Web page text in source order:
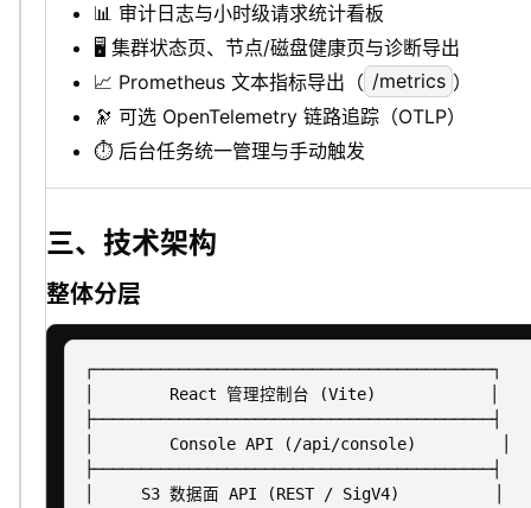
📊 审计日志与小时级请求统计看板
🖥️ 集群状态页、节点/磁盘健康页与诊断导出
📈 Prometheus 文本指标导出（ /metrics ）
🔭 可选 OpenTelemetry 链路追踪（OTLP）
⏱️ 后台任务统一管理与手动触发
三、技术架构
整体分层
┌──────────────────────────────────────────┐
│        React 管理控制台 (Vite)            │
├──────────────────────────────────────────┤
│        Console API (/api/console)         │
├──────────────────────────────────────────┤
│     S3 数据面 API (REST / SigV4)          │